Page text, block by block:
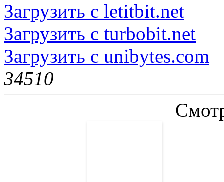
Загрузить с letitbit.net
Загрузить с turbobit.net
Загрузить с unibytes.com
34510